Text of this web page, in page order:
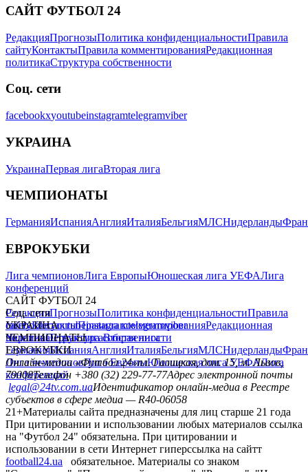
САЙТ ФУТБОЛ 24
РедакцияПрогнозыПолитика конфиденциальностиПравила
сайтуКонтактыПравила комментированияРедакционная
политикаСтруктура собственности
Соц. сети
facebookxyoutubeinstagramtelegramviber
УКРАИНА
УкраинаПервая лигаВторая лига
ЧЕМПИОНАТЫ
ГерманияИспанияАнглияИталияБельгияМЛСНидерланды
ЕВРОКУБКИ
Лига чемпионовЛига ЕвропыЮношеская лига УЕФАЛига
конференций
САЙТ ФУТБОЛ 24
РедакцияПрогнозыПолитика конфиденциальностиПравила
сайтуКонтактыПравила комментированияРедакционная
политикаСтруктура собственности
Соц. сети
facebookxyoutubeinstagramtelegramviber
УКРАИНА
УкраинаПервая лигаВторая лига
ЧЕМПИОНАТЫ
ГерманияИспанияАнглияИталияБельгияМЛСНидерланды
ЕВРОКУБКИ
Лига чемпионовЛига ЕвропыЮношеская лига УЕФАЛига
конференций
Онлайн-медиа «Футбол 24»пл. Галицкая, дом. 15, м. Львов,
79008Телефон +380 (32) 229-77-77Адрес электронной почты
legal@24tv.com.uaИдентификатор онлайн-медиа в Реестре
субъектов в сфере медиа — R40-06058
21+Материалы сайта предназначены для лиц старше 21 года
При цитировании и использовании любых материалов ссылка
на "Футбол 24" обязательна. При цитировании и
использовании в сети Интернет гиперссылка на сайтт
football24.ua
обязательное. Материалы со знаком